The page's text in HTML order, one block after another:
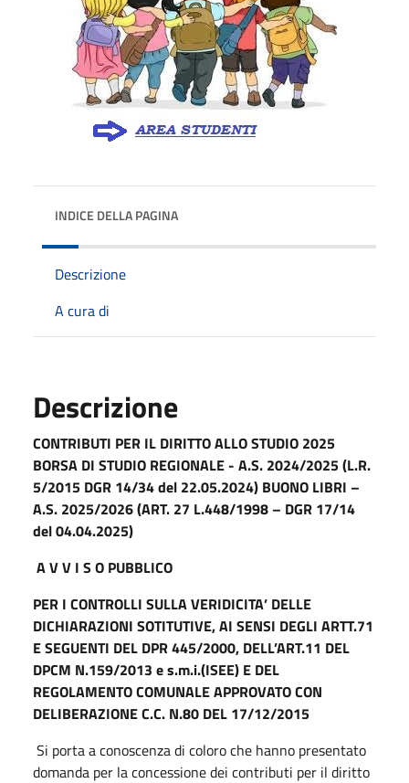
INDICE DELLA PAGINA
Descrizione
A cura di
Descrizione
CONTRIBUTI PER IL DIRITTO ALLO STUDIO 2025
BORSA DI STUDIO REGIONALE - A.S. 2024/2025 (L.R.
5/2015 DGR 14/34 del 22.05.2024) BUONO LIBRI –
A.S. 2025/2026 (ART. 27 L.448/1998 – DGR 17/14
del 04.04.2025)
A V V I S O PUBBLICO
PER I CONTROLLI SULLA VERIDICITA’ DELLE
DICHIARAZIONI SOTITUTIVE, AI SENSI DEGLI ARTT.71
E SEGUENTI DEL DPR 445/2000, DELL’ART.11 DEL
DPCM N.159/2013 e s.m.i.(ISEE) E DEL
REGOLAMENTO COMUNALE APPROVATO CON
DELIBERAZIONE C.C. N.80 DEL 17/12/2015
Si porta a conoscenza di coloro che hanno presentato
domanda per la concessione dei contributi per il diritto